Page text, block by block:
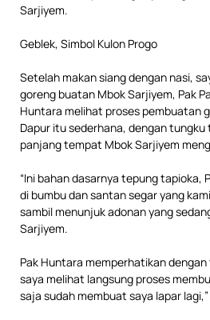
Sarjiyem.
Geblek, Simbol Kulon Progo
Setelah makan siang dengan nasi,
goreng buatan Mbok Sarjiyem, Pak
Huntara melihat proses pembuatan
Dapur itu sederhana, dengan tungku
panjang tempat Mbok Sarjiyem
“Ini bahan dasarnya tepung tapioka,
di bumbu dan santan segar yang
sambil menunjuk adonan yang
Sarjiyem.
Pak Huntara memperhatikan
saya melihat langsung proses
saja sudah membuat saya lapar